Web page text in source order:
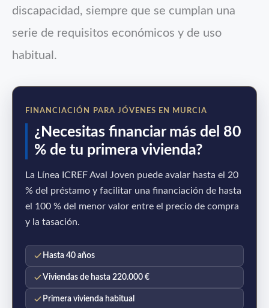
discapacidad, siempre que se cumplan una
serie de requisitos económicos y de uso
habitual.
FINANCIACIÓN PARA JÓVENES EN MURCIA
¿Necesitas financiar más del 80
% de tu primera vivienda?
La Línea ICREF Aval Joven puede avalar hasta el 20
% del préstamo y facilitar una financiación de hasta
el 100 % del menor valor entre el precio de compra
y la tasación.
Hasta 40 años
Viviendas de hasta 220.000 €
Primera vivienda habitual